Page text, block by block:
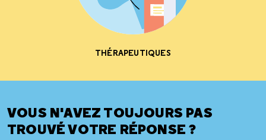
THÉRAPEUTIQUES
VOUS N'AVEZ TOUJOURS PAS
TROUVÉ VOTRE RÉPONSE ?